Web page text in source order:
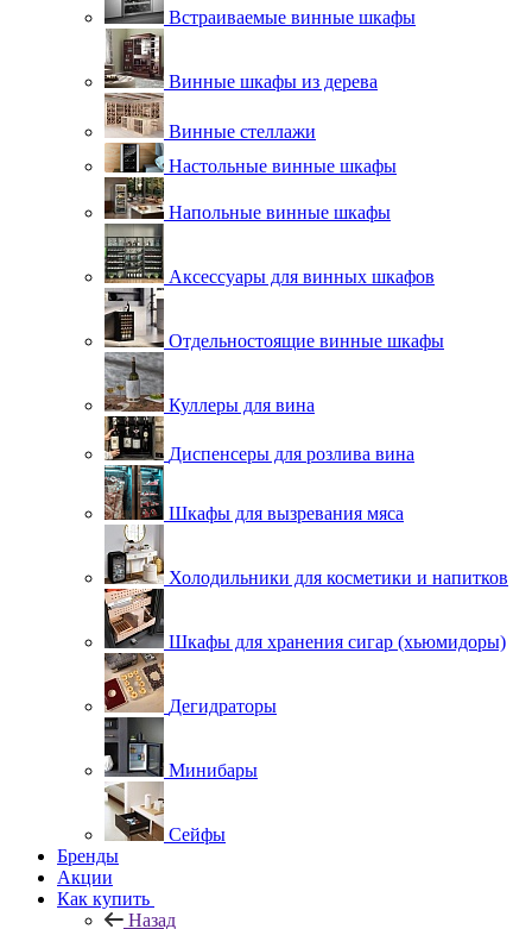
Встраиваемые винные шкафы
Винные шкафы из дерева
Винные стеллажи
Настольные винные шкафы
Напольные винные шкафы
Аксессуары для винных шкафов
Отдельностоящие винные шкафы
Куллеры для вина
Диспенсеры для розлива вина
Шкафы для вызревания мяса
Холодильники для косметики и напитков
Шкафы для хранения сигар (хьюмидоры)
Дегидраторы
Минибары
Сейфы
Бренды
Акции
Как купить
Назад